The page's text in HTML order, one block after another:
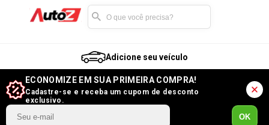
Adicione seu veículo
ECONOMIZE EM SUA PRIMEIRA COMPRA!
Cadastre-se e receba um cupom de desconto
exclusivo.
OK